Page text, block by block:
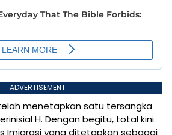
ADVERTISEMENT
menetapkan satu tersangka
H. Dengan begitu, total kini
Imigrasi yang ditetapkan sebagai